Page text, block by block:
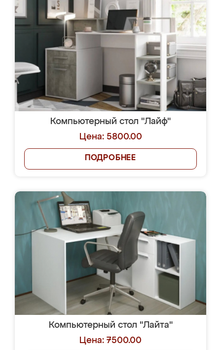
Компьютерный стол "Лайф"
Цена: 5800.00
ПОДРОБНЕЕ
Компьютерный стол "Лайта"
Цена: 7500.00